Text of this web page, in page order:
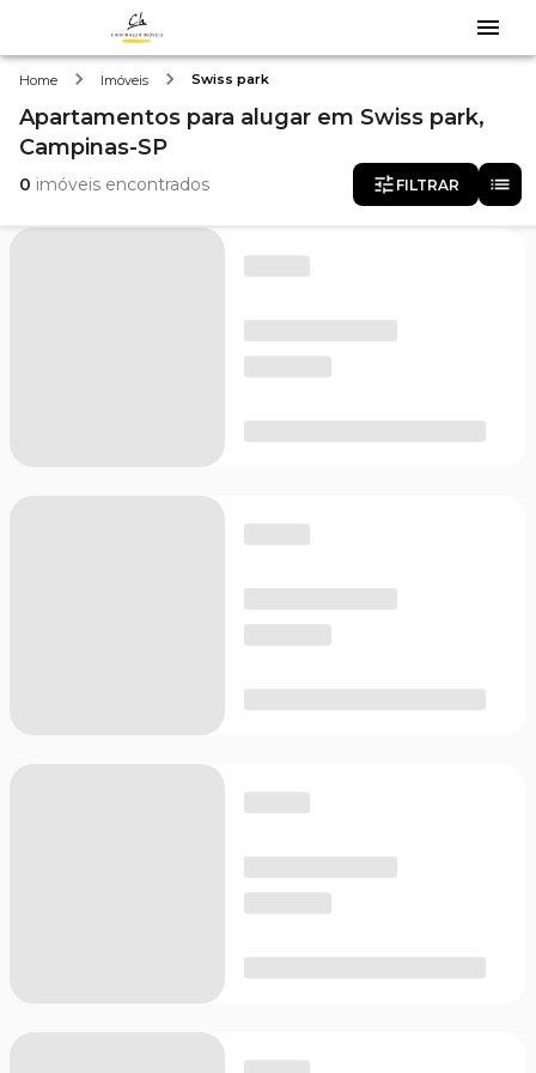
Home Imóveis Swiss park
Apartamentos para alugar em Swiss park,
Campinas-SP
0 imóveis encontrados FILTRAR